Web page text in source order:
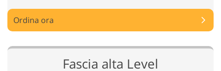
Ordina ora
Fascia alta Level